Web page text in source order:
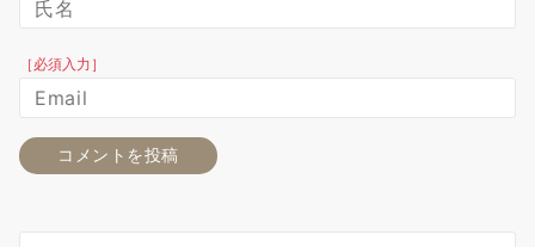
［必須入力］